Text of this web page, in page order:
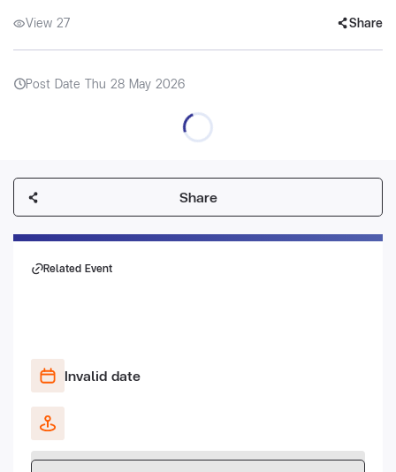
View 27 Share
Post Date Thu 28 May 2026
Share
Related Event
Invalid date